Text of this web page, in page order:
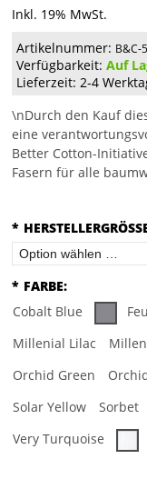
Inkl. 19% MwSt.
Artikelnummer: B&C-
Verfügbarkeit:Auf
Lieferzeit: 2-4
\nDurch den Kauf
eine
Better Cotton-
Fasern für alle
* HERSTELLERGRÖSSE
* FARBE:
Cobalt Blue
Millenial Lilac
Orchid Green
Solar Yellow
Sorbet
Very Turquoise